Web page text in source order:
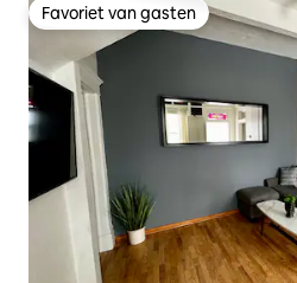
Favoriet van gasten
Favoriet van gasten